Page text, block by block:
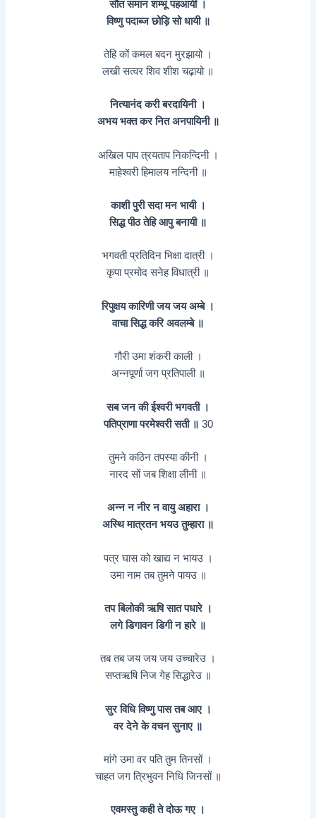
सौत समान शम्भू पहआयी ।
विष्णु पदाब्ज छोड़ि सो धायी ॥
तेहि कों कमल बदन मुरझायो ।
लखी सत्वर शिव शीश चढ़ायो ॥
नित्यानंद करी बरदायिनी ।
अभय भक्त कर नित अनपायिनी ॥
अखिल पाप त्रयताप निकन्दिनी ।
माहेश्वरी हिमालय नन्दिनी ॥
काशी पुरी सदा मन भायी ।
सिद्ध पीठ तेहि आपु बनायी ॥
भगवती प्रतिदिन भिक्षा दात्री ।
कृपा प्रमोद सनेह विधात्री ॥
रिपुक्षय कारिणी जय जय अम्बे ।
वाचा सिद्ध करि अवलम्बे ॥
गौरी उमा शंकरी काली ।
अन्नपूर्णा जग प्रतिपाली ॥
सब जन की ईश्वरी भगवती ।
पतिप्राणा परमेश्वरी सती ॥ 30
तुमने कठिन तपस्या कीनी ।
नारद सों जब शिक्षा लीनी ॥
अन्न न नीर न वायु अहारा ।
अस्थि मात्रतन भयउ तुम्हारा ॥
पत्र घास को खाद्य न भायउ ।
उमा नाम तब तुमने पायउ ॥
तप बिलोकी ऋषि सात पधारे ।
लगे डिगावन डिगी न हारे ॥
तब तब जय जय जय उच्चारेउ ।
सप्तऋषि निज गेह सिद्धारेउ ॥
सुर विधि विष्णु पास तब आए ।
वर देने के वचन सुनाए ॥
मांगे उमा वर पति तुम तिनसों ।
चाहत जग त्रिभुवन निधि जिनसों ॥
एवमस्तु कही ते दोऊ गए ।